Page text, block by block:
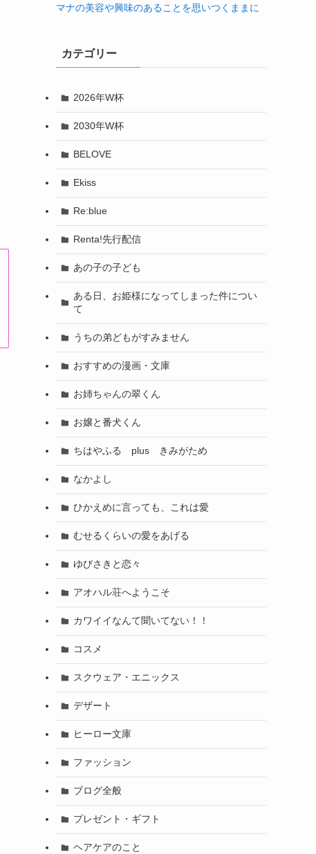
マナの美容や興味のあることを思いつくままに
カテゴリー
2026年W杯
2030年W杯
BELOVE
Ekiss
Re:blue
Renta!先行配信
あの子の子ども
ある日、お姫様になってしまった件につい
て
うちの弟どもがすみません
おすすめの漫画・文庫
お姉ちゃんの翠くん
お嬢と番犬くん
ちはやふる plus きみがため
なかよし
ひかえめに言っても、これは愛
むせるくらいの愛をあげる
ゆびさきと恋々
アオハル荘へようこそ
カワイイなんて聞いてない！！
コスメ
スクウェア・エニックス
デザート
ヒーロー文庫
ファッション
ブログ全般
プレゼント・ギフト
ヘアケアのこと